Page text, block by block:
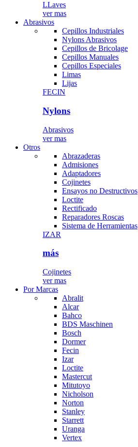
LLaves
ver mas
Abrasivos
Cepillos Industriales
Nylons Abrasivos
Cepillos de Bricolage
Cepillos Manuales
Cepillos Especiales
Limas
Lijas
FECIN
Nylons
Abrasivos
ver mas
Otros
Abrazaderas
Admisiones
Adaptadores
Cojinetes
Ensayos no Destructivos
Loctite
Rectificado
Reparadores Roscas
Sistema de Herramientas
IZAR
más
Cojinetes
ver mas
Por Marcas
Abralit
Alcar
Bahco
BDS Maschinen
Bosch
Dormer
Fecin
Izar
Loctite
Mastercut
Mitutoyo
Nicholson
Norton
Stanley
Starrett
Uranga
Vertex